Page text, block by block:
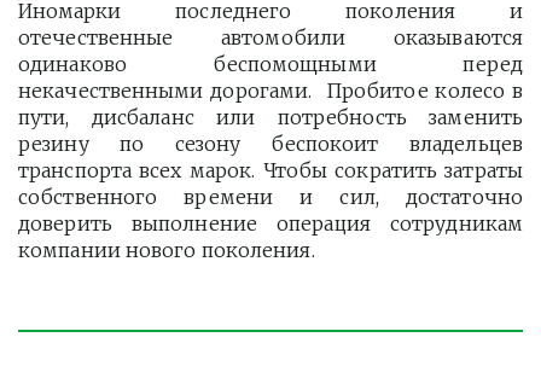
Иномарки последнего поколения и
отечественные автомобили оказываются
одинаково беспомощными перед
некачественными дорогами. Пробитое колесо в
пути, дисбаланс или потребность заменить
резину по сезону беспокоит владельцев
транспорта всех марок. Чтобы сократить затраты
собственного времени и сил, достаточно
доверить выполнение операция сотрудникам
компании нового поколения.